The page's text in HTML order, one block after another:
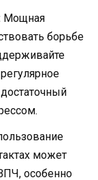
Мощная
борьбе
может
особенно